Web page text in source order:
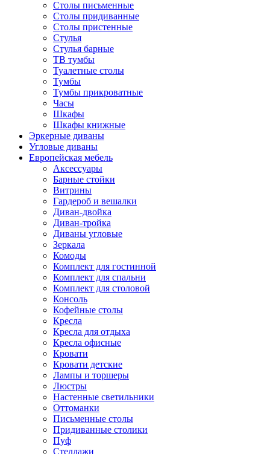
Столы письменные
Столы придиванные
Столы пристенные
Стулья
Стулья барные
ТВ тумбы
Туалетные столы
Тумбы
Тумбы прикроватные
Часы
Шкафы
Шкафы книжные
Эркерные диваны
Угловые диваны
Европейская мебель
Аксессуары
Барные стойки
Витрины
Гардероб и вешалки
Диван-двойка
Диван-тройка
Диваны угловые
Зеркала
Комоды
Комплект для гостинной
Комплект для спальни
Комплект для столовой
Консоль
Кофейные столы
Кресла
Кресла для отдыха
Кресла офисные
Кровати
Кровати детские
Лампы и торшеры
Люстры
Настенные светильники
Оттоманки
Письменные столы
Придиванные столики
Пуф
Стеллажи